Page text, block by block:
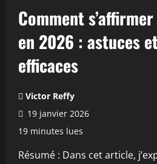
Comment
en 2026 : astuces
efficaces
Victor Reffy
19 janvier 2026
19 minutes lues
Résumé : Dans cet article,